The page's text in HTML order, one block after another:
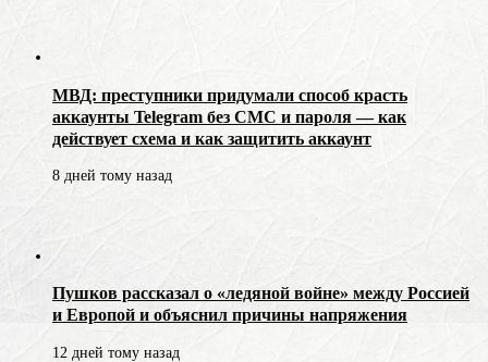
МВД: преступники придумали способ красть
аккаунты Telegram без СМС и пароля — как
действует схема и как защитить аккаунт
8 дней тому назад
Пушков рассказал о «ледяной войне» между Россией
и Европой и объяснил причины напряжения
12 дней тому назад